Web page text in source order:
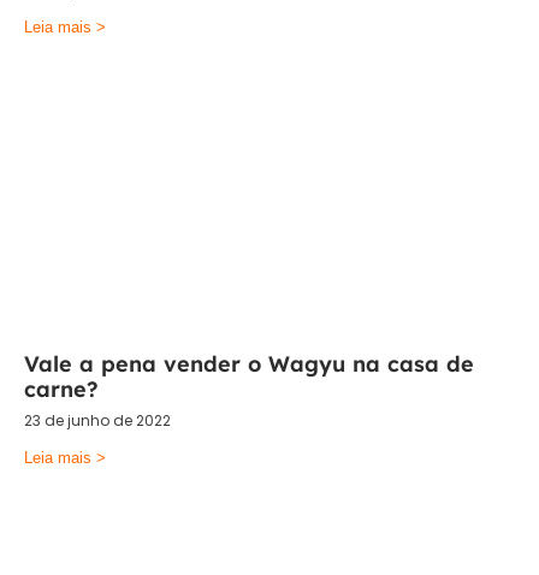
Leia mais >
Vale a pena vender o Wagyu na casa de
carne?
23 de junho de 2022
Leia mais >